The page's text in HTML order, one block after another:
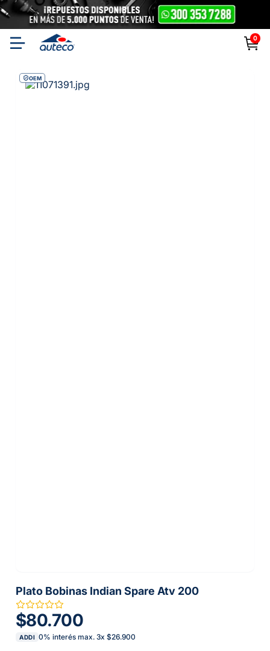
0
OEM
Plato Bobinas Indian Spare Atv 200
$80.700
ADDI 0% interés max. 3x $26.900